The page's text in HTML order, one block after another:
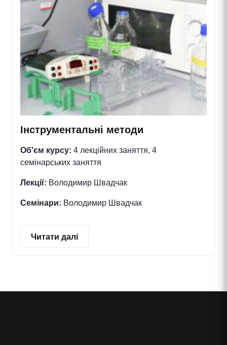
Інструментальні методи
Об'єм курсу: 4 лекційних заняття, 4
семінарських заняття
Лекції: Володимир Швадчак
Семінари: Володимир Швадчак
Читати далі